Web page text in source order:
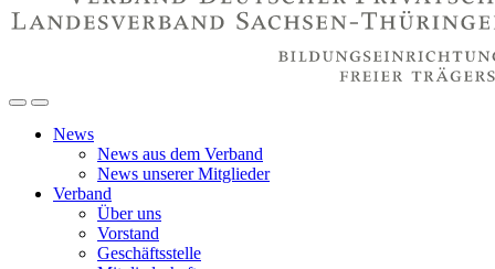
News
News aus dem Verband
News unserer Mitglieder
Verband
Über uns
Vorstand
Geschäftsstelle